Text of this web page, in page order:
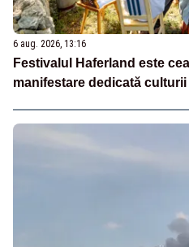
6 aug. 2026, 13:16
Festivalul Haferland este
manifestare dedicată